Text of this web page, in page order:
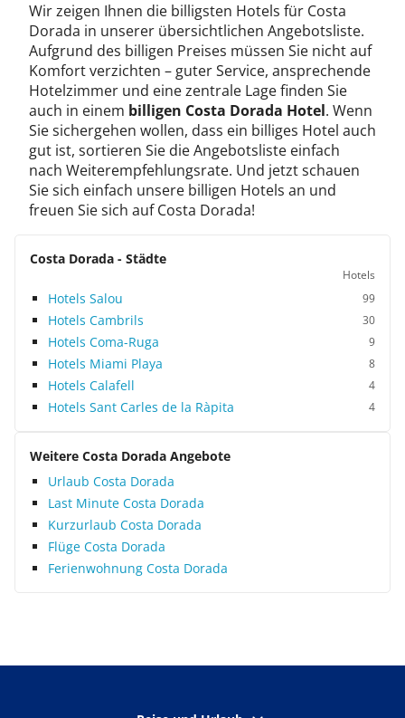
Wir zeigen Ihnen die billigsten Hotels für Costa
Dorada in unserer übersichtlichen Angebotsliste.
Aufgrund des billigen Preises müssen Sie nicht auf
Komfort verzichten – guter Service, ansprechende
Hotelzimmer und eine zentrale Lage finden Sie
auch in einem billigen Costa Dorada Hotel. Wenn
Sie sichergehen wollen, dass ein billiges Hotel auch
gut ist, sortieren Sie die Angebotsliste einfach
nach Weiterempfehlungsrate. Und jetzt schauen
Sie sich einfach unsere billigen Hotels an und
freuen Sie sich auf Costa Dorada!
Costa Dorada - Städte
Hotels
Hotels Salou 99
Hotels Cambrils 30
Hotels Coma-Ruga 9
Hotels Miami Playa 8
Hotels Calafell 4
Hotels Sant Carles de la Ràpita 4
Weitere Costa Dorada Angebote
Urlaub Costa Dorada
Last Minute Costa Dorada
Kurzurlaub Costa Dorada
Flüge Costa Dorada
Ferienwohnung Costa Dorada